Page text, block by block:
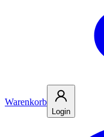
Warenkorb
Login